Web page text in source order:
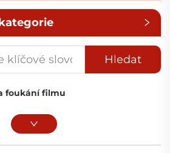
Hledat
foukání filmu